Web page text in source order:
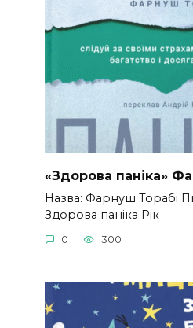
«Здорова паніка»
Назва: Фарнуш Торабі
Здорова паніка Рік
0 300